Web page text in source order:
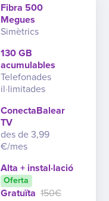
Fibra 500
Megues
Simètrics
130 GB
acumulables
Telefonades
il·limitades
ConectaBalear
TV
des de 3,99
€/mes
Alta + instal·lació
Oferta
Gratuïta 150€